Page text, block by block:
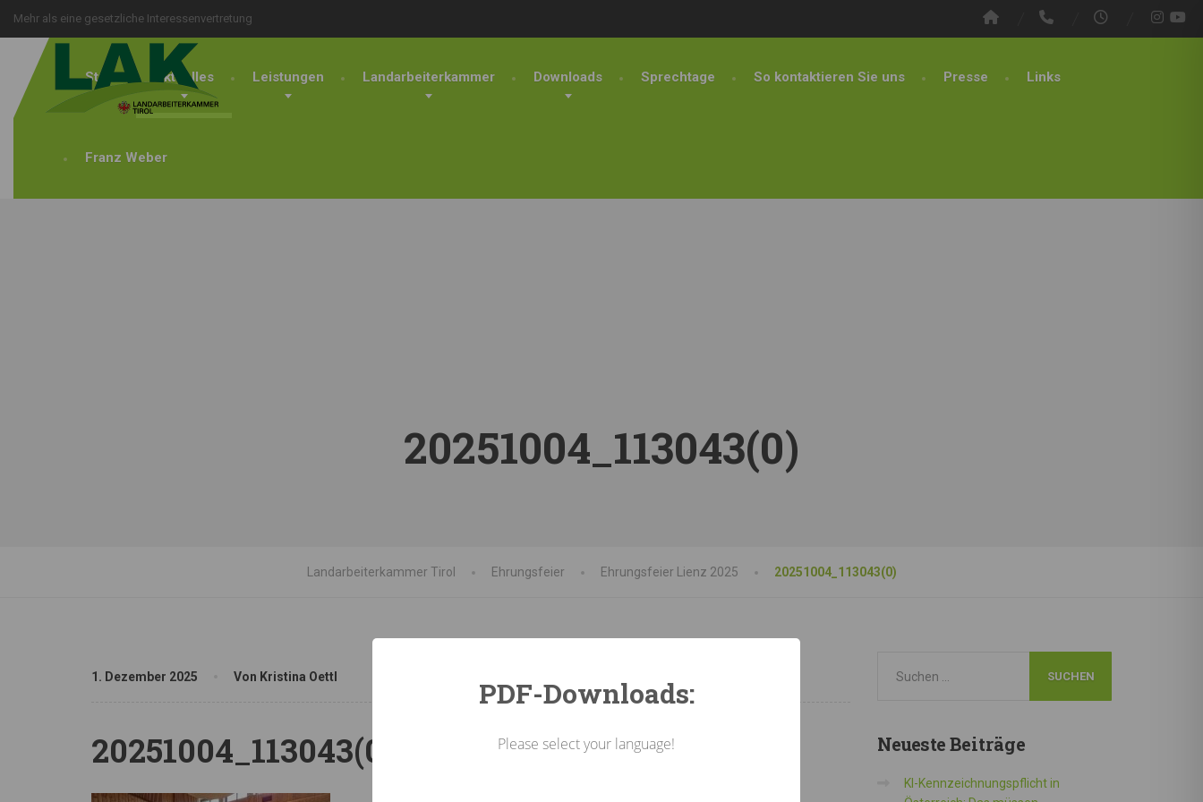
Mehr als eine gesetzliche Interessenvertretung
Start Aktuelles Leistungen Landarbeiterkammer Downloads Sprechtage So kontaktieren Sie uns Presse Links
Franz Weber
20251004_113043(0)
Landarbeiterkammer Tirol Ehrungsfeier Ehrungsfeier Lienz 2025 20251004_113043(0)
1. Dezember 2025 Von Kristina Oettl
20251004_113043(0) NeuesteBeiträge
KI-Kennzeichnungspflicht in
PDF-Downloads:
Please select your language!